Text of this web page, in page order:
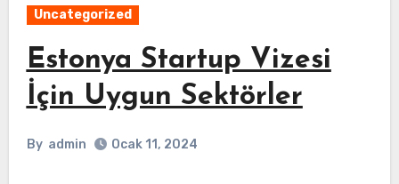
Uncategorized
Estonya Startup Vizesi
İçin Uygun Sektörler
By admin Ocak 11, 2024